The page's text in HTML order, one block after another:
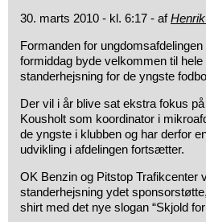
30. marts 2010 - kl. 6:17 - af
Formanden for
formiddag byde velkommen til hele
standerhejsning for de yngste
Der vil i år blive sat ekstra fokus
Kousholt som koordinator i
de yngste i klubben og har derfor
udvikling i afdelingen fortsætter.
OK Benzin og Pitstop Trafikcenter
standerhejsning ydet
shirt med det nye slogan “Skjold